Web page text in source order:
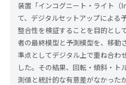
装置「インコグニート・ライト
て、デジタルセットアップによる
整合性を検証することを目的とし
者の最終模型と予測模型を、移動
準点としてデジタル上で重ね合わ
した。その結果、回転・傾斜・ト
測値と統計的な有意差がなかった